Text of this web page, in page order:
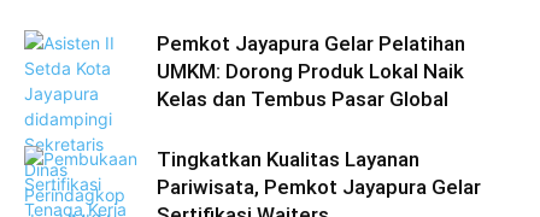
Pemkot Jayapura Gelar Pelatihan
UMKM: Dorong Produk Lokal Naik
Kelas dan Tembus Pasar Global
Tingkatkan Kualitas Layanan
Pariwisata, Pemkot Jayapura Gelar